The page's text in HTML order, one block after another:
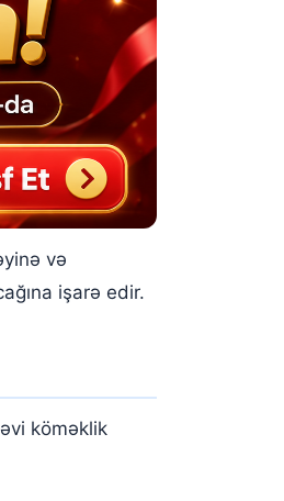
və
işarə edir.
köməklik